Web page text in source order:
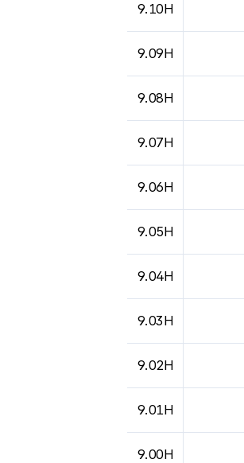
9.10H
9.09H
9.08H
9.07H
9.06H
9.05H
9.04H
9.03H
9.02H
9.01H
9.00H